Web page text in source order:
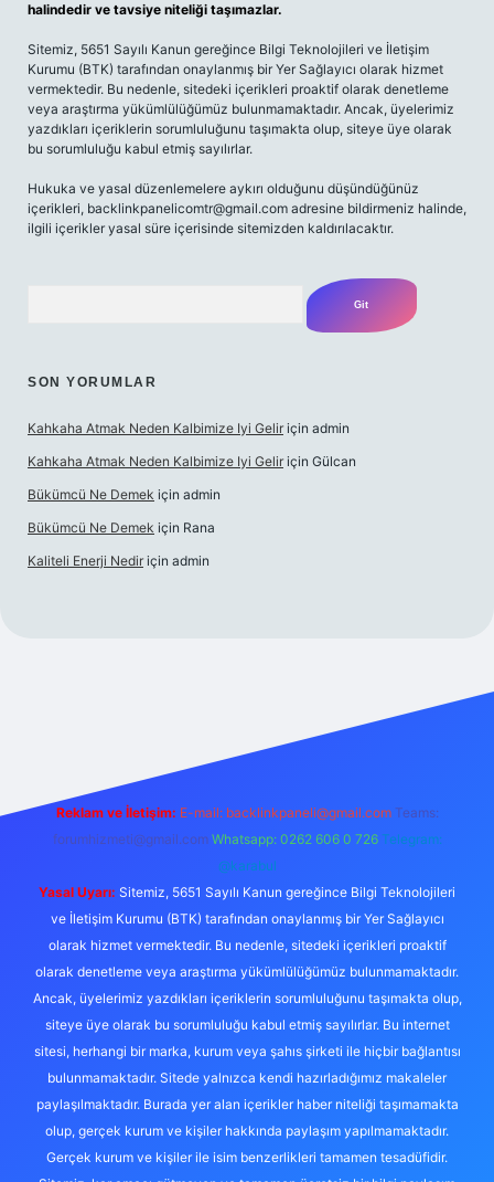
halindedir ve tavsiye niteliği taşımazlar.
Sitemiz, 5651 Sayılı Kanun gereğince Bilgi Teknolojileri ve İletişim
Kurumu (BTK) tarafından onaylanmış bir Yer Sağlayıcı olarak hizmet
vermektedir. Bu nedenle, sitedeki içerikleri proaktif olarak denetleme
veya araştırma yükümlülüğümüz bulunmamaktadır. Ancak, üyelerimiz
yazdıkları içeriklerin sorumluluğunu taşımakta olup, siteye üye olarak
bu sorumluluğu kabul etmiş sayılırlar.
Hukuka ve yasal düzenlemelere aykırı olduğunu düşündüğünüz
içerikleri, backlinkpanelicomtr@gmail.com adresine bildirmeniz halinde,
ilgili içerikler yasal süre içerisinde sitemizden kaldırılacaktır.
SON YORUMLAR
Kahkaha Atmak Neden Kalbimize Iyi Gelir için admin
Kahkaha Atmak Neden Kalbimize Iyi Gelir için Gülcan
Bükümcü Ne Demek için admin
Bükümcü Ne Demek için Rana
Kaliteli Enerji Nedir için admin
Reklam ve İletişim: E-mail: backlinkpaneli@gmail.com Teams:
forumhizmeti@gmail.com Whatsapp: 0262 606 0 726 Telegram:
@karabul
Yasal Uyarı: Sitemiz, 5651 Sayılı Kanun gereğince Bilgi Teknolojileri
ve İletişim Kurumu (BTK) tarafından onaylanmış bir Yer Sağlayıcı
olarak hizmet vermektedir. Bu nedenle, sitedeki içerikleri proaktif
olarak denetleme veya araştırma yükümlülüğümüz bulunmamaktadır.
Ancak, üyelerimiz yazdıkları içeriklerin sorumluluğunu taşımakta olup,
siteye üye olarak bu sorumluluğu kabul etmiş sayılırlar. Bu internet
sitesi, herhangi bir marka, kurum veya şahıs şirketi ile hiçbir bağlantısı
bulunmamaktadır. Sitede yalnızca kendi hazırladığımız makaleler
paylaşılmaktadır. Burada yer alan içerikler haber niteliği taşımamakta
olup, gerçek kurum ve kişiler hakkında paylaşım yapılmamaktadır.
Gerçek kurum ve kişiler ile isim benzerlikleri tamamen tesadüfidir.